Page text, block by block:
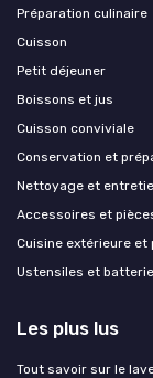
Préparation culinaire
Cuisson
Petit déjeuner
Boissons et jus
Cuisson conviviale
Conservation et
Nettoyage et
Accessoires et
Cuisine extérieure et
Ustensiles et
Les plus lus
Tout savoir sur le